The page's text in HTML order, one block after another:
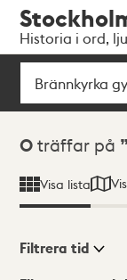
navigationen
huvudinnehållet
Historia i ord,
Sök
Sökresultat
0 träffar på
Visa lista
Filtrera tid